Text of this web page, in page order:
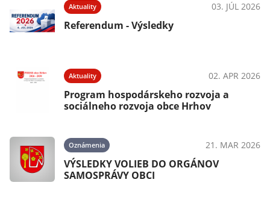
Aktuality 03. JÚL 2026
Referendum - Výsledky
Aktuality 02. APR 2026
Program hospodárskeho rozvoja a
sociálneho rozvoja obce Hrhov
Oznámenia 21. MAR 2026
VÝSLEDKY VOLIEB DO ORGÁNOV
SAMOSPRÁVY OBCI